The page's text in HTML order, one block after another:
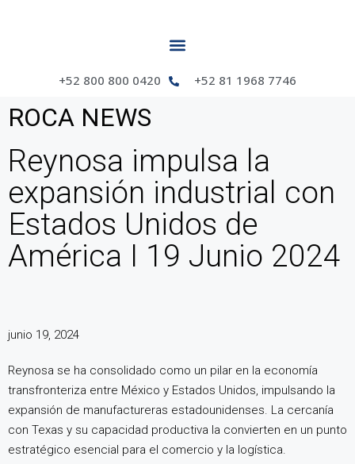
+52 800 800 0420 +52 81 1968 7746
ROCA NEWS
Reynosa impulsa la
expansión industrial con
Estados Unidos de
América I 19 Junio 2024
junio 19, 2024
Reynosa se ha consolidado como un pilar en la economía
transfronteriza entre México y Estados Unidos, impulsando la
expansión de manufactureras estadounidenses. La cercanía
con Texas y su capacidad productiva la convierten en un punto
estratégico esencial para el comercio y la logística.